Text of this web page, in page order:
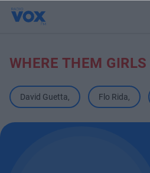
WHERE THEM
David Guetta, Flo Rida,